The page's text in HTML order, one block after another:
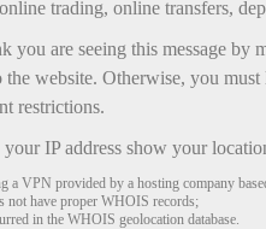
Прибуток, отриманий
бонусу, може бути
trading, online transfers,
you are seeing this message by
the website. Otherwise, you
restrictions.
IP address show your
a VPN provided by a hosting company
not have proper WHOIS records;
in the WHOIS geolocation database.